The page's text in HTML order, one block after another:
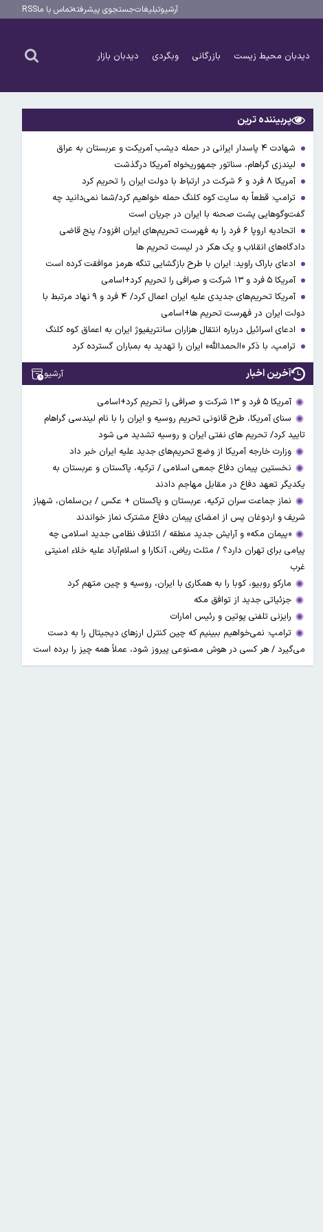
آرشیوتبلیغاتجستجوی پیشرفتهتماس با ماRSS
دیدبان محیط زیست بازرگانی وبگردی دیدبان بازار
پربیننده ترین
شهادت ۴ پاسدار ایرانی در حمله دیشب آمریکت و عربستان به عراق
لیندزی گراهام، سناتور جمهوریخواه آمریکا درگذشت
آمریکا ۸ فرد و ۶ شرکت در ارتباط با دولت ایران را تحریم کرد
ترامپ: قطعاً به سایت کوه کلنگ حمله خواهیم کرد/شما نمی‌دانید چه
گفت‌وگوهایی پشت صحنه با ایران در جریان است
اتحادیه اروپا ۶ فرد را به فهرست تحریم‌های ایران افزود/ پنج قاضی
دادگاه‌های انقلاب و یک هکر در لیست تحریم ها
ادعای باراک راوید: ایران با طرح بازگشایی تنگه هرمز موافقت کرده است
آمریکا ۵ فرد و ۱۳ شرکت و صرافی را تحریم کرد+اسامی
آمریکا تحریم‌های جدیدی علیه ایران اعمال کرد/ ۴ فرد و ۹ نهاد مرتبط با
دولت ایران در فهرست تحریم ها+اسامی
ادعای اسرائیل درباره انتقال هزاران سانتریفیوژ ایران به اعماق کوه کلنگ
ترامپ، با ذکر «الحمدالله» ایران را تهدید به بمباران گسترده کرد
آخرین اخبار آرشیو
آمریکا ۵ فرد و ۱۳ شرکت و صرافی را تحریم کرد+اسامی
سنای آمریکا، طرح قانونی تحریم روسیه و ایران را با نام لیندسی گراهام
تایید کرد/ تحریم های نفتی ایران و روسیه تشدید می شود
وزارت خارجه آمریکا از وضع تحریم‌های جدید علیه ایران خبر داد
نخستین پیمان دفاع جمعی اسلامی / ترکیه، پاکستان و عربستان به
یکدیگر تعهد دفاع در مقابل مهاجم دادند
نماز جماعت سران ترکیه، عربستان و پاکستان + عکس / بن‌سلمان، شهباز
شریف و اردوغان پس از امضای پیمان دفاع مشترک نماز خواندند
«پیمان مکه» و آرایش جدید منطقه / ائتلاف نظامی جدید اسلامی چه
پیامی برای تهران دارد؟ / مثلث ریاض، آنکارا و اسلام‌آباد علیه خلاء امنیتی
غرب
مارکو روبیو، کوبا را به همکاری با ایران، روسیه و چین متهم کرد
جزئیاتی جدید از توافق مکه
رایزنی تلفنی پوتین و رئیس امارات
ترامپ: نمی‌خواهیم ببینیم که چین کنترل ارز‌های دیجیتال را به دست
می‌گیرد / هر کسی در هوش مصنوعی پیروز شود، عملاً همه چیز را برده است